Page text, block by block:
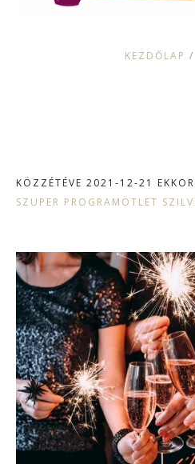
KEZDŐLAP /
KÖZZÉTÉVE 2021-12-21
SZUPER PROGRAMÖTLET